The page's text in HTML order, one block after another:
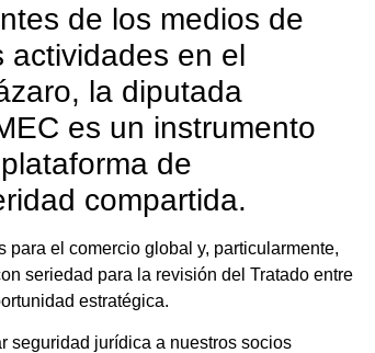
de los medios de
actividades en el
la diputada
es un instrumento
de
compartida.
el comercio global y, particularmente,
seriedad para la revisión del Tratado entre
estratégica.
seguridad jurídica a nuestros socios